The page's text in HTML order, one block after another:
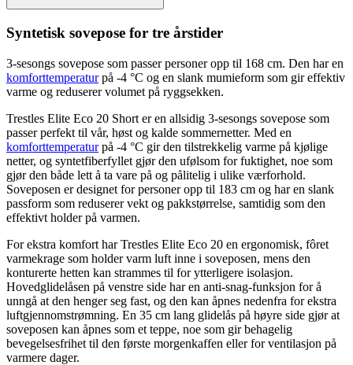
Syntetisk sovepose for tre årstider
3-sesongs sovepose som passerpersoner opp til 168 cm. Den har en
komforttemperaturpå -4 °C og en slank mumieform som gir effektiv
varme og reduserer volumet på ryggsekken.
Trestles Elite Eco 20 Short er en allsidig 3-sesongs sovepose som
passerperfekt til vår, høst og kalde sommernetter. Med en
komforttemperaturpå -4 °C gir den tilstrekkelig varme på kjølige
netter, og syntetfiberfyllet gjør den ufølsom for fuktighet, noe som
gjør den både lett å ta vare på og pålitelig i ulike værforhold.
Soveposen er designet forpersoner opp til 183 cm og har en slank
passform som reduserer vekt og pakkstørrelse, samtidig som den
effektivt holder på varmen.
For ekstra komfort har Trestles Elite Eco 20 en ergonomisk, fôret
varmekrage som holder varm luft inne i soveposen, mens den
konturerte hetten kan strammes til for ytterligere isolasjon.
Hovedglidelåsen på venstre side har en anti-snag-funksjon for å
unngå at den henger seg fast, og den kan åpnes nedenfra for ekstra
luftgjennomstrømning. En 35 cm lang glidelås på høyre side gjør at
soveposen kan åpnes som et teppe, noe som gir behagelig
bevegelsesfrihet til den første morgenkaffen eller for ventilasjon på
varmere dager.